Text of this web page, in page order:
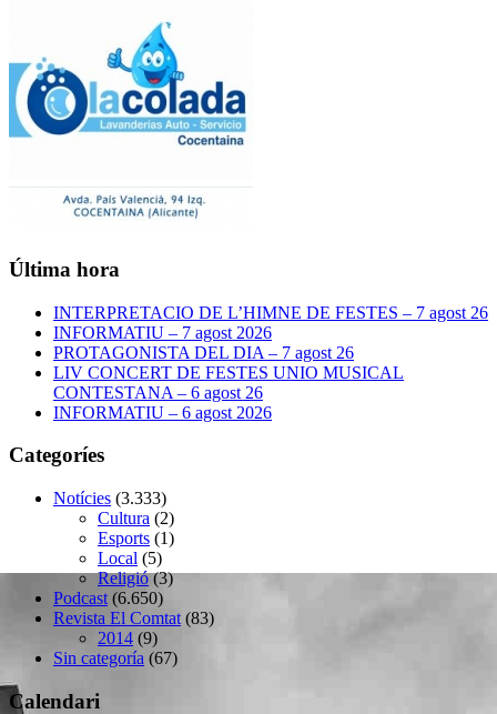
Última hora
INTERPRETACIO DE L’HIMNE DE FESTES – 7 agost 26
INFORMATIU – 7 agost 2026
PROTAGONISTA DEL DIA – 7 agost 26
LIV CONCERT DE FESTES UNIO MUSICAL
CONTESTANA – 6 agost 26
INFORMATIU – 6 agost 2026
Categoríes
Notícies (3.333)
Cultura (2)
Esports (1)
Local (5)
Religió(3)
Podcast (6.650)
Revista El Comtat (83)
2014 (9)
Sin categoría (67)
Calendari